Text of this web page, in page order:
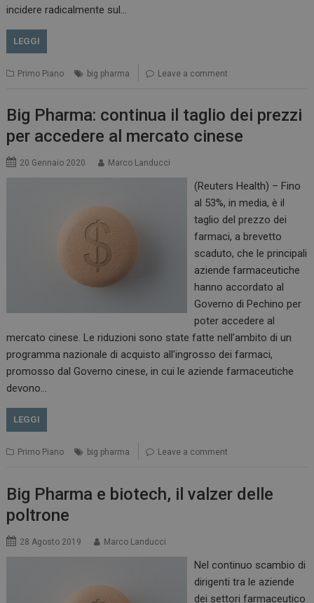
incidere radicalmente sul…
LEGGI
Primo Piano big pharma Leave a comment
Big Pharma: continua il taglio dei prezzi
per accedere al mercato cinese
20 Gennaio 2020 Marco Landucci
(Reuters Health) – Fino
al 53%, in media, è il
taglio del prezzo dei
farmaci, a brevetto
scaduto, che le principali
aziende farmaceutiche
hanno accordato al
Governo di Pechino per
poter accedere al
mercato cinese. Le riduzioni sono state fatte nell’ambito di un
programma nazionale di acquisto all’ingrosso dei farmaci,
promosso dal Governo cinese, in cui le aziende farmaceutiche
devono…
LEGGI
Primo Piano big pharma Leave a comment
Big Pharma e biotech, il valzer delle
poltrone
28 Agosto 2019 Marco Landucci
Nel continuo scambio di
dirigenti tra le aziende
dei settori farmaceutico